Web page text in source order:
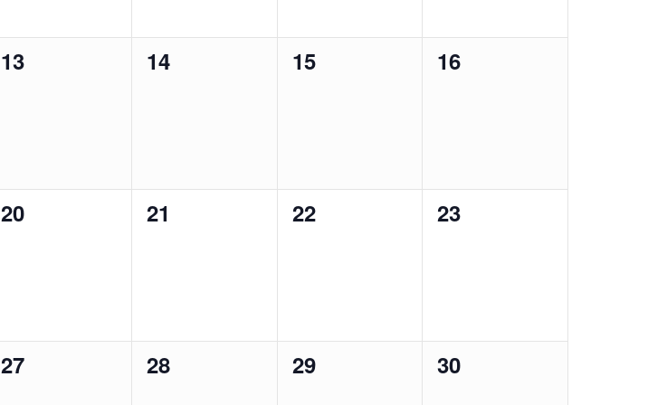
0
13
0
14
0
15
0
16
0
20
0
21
0
22
0
23
0
27
0
28
0
29
0
30